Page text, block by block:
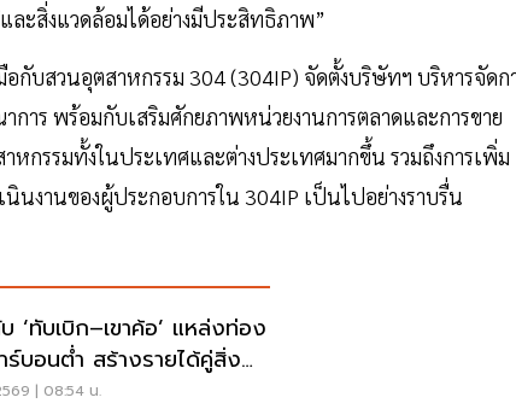
ะสิ่งแวดล้อมได้อย่างมีประสิทธิภาพ”
อกับสวนอุตสาหกรรม 304 (304IP) จัดตั้งบริษัทฯ บริหารจัดก
าร พร้อมกับเสริมศักยภาพหน่วยงานการตลาดและการขาย
รรมทั้งในประเทศและต่างประเทศมากขึ้น รวมถึงการเพิ่ม
นินงานของผู้ประกอบการใน 304IP เป็นไปอย่างราบรื่น
‘ทับเบิก–เขาค้อ’ แหล่งท่อง
ร์บอนต่ำ สร้างรายได้คู่สิ่ง
ม
| 08:54 น.